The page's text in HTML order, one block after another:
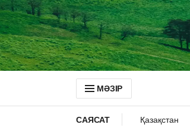
МӘЗІР
САЯСАТ Қазақстан